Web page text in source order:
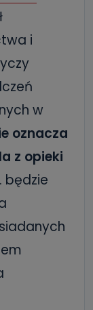
i
w
oznacza
z opieki
będzie